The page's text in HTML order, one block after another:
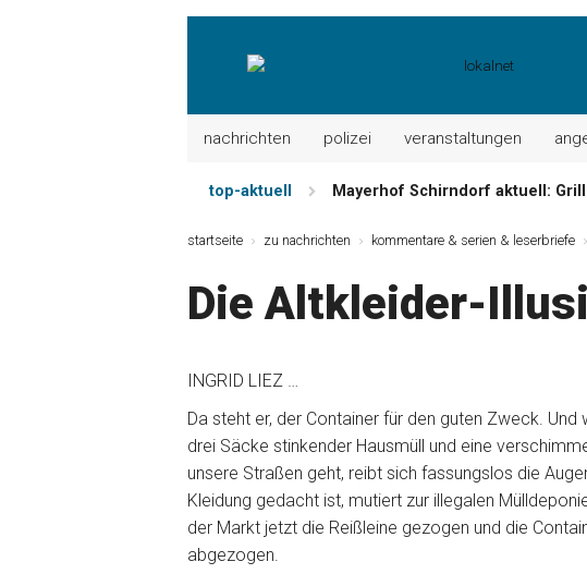
nachrichten polizei veranstaltungen
top-aktuell Mayerhof Schirndorf aktuell:
Maxhütter Fischladen: Unser
Nutzen Sie aktuelle Angebote
startseite zu nachrichten kommentare & serien & leserbriefe
Die Altkleider-
INGRID LIEZ …
Da steht er, der Container für den guten Zweck.
drei Säcke stinkender Hausmüll und eine
unsere Straßen geht, reibt sich fassungslos die
Kleidung gedacht ist, mutiert zur illegalen
der Markt jetzt die Reißleine gezogen und die
abgezogen.